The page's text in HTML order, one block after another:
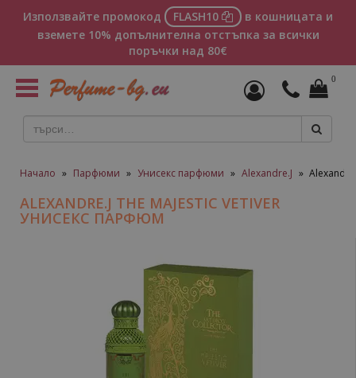
Използвайте промокод FLASH10
в кошницата и
вземете 10% допълнителна отстъпка за всички
поръчки над 80€
Toggle
navigation
0
Начало » Парфюми » Унисекс парфюми » Alexandre.J »
ALEXANDRE.J THE MAJESTIC VETIVER
УНИСЕКС ПАРФЮМ